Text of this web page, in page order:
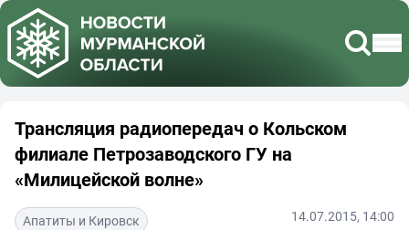
Трансляция радиопередач о Кольском
филиале Петрозаводского ГУ на
«Милицейской волне»
Апатиты и Кировск 14.07.2015, 14:00